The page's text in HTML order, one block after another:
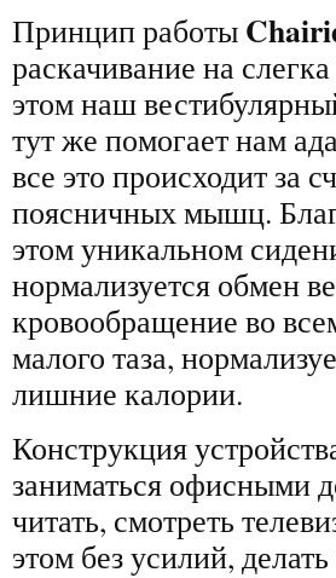
Принцип работы
раскачивание на
этом наш
тут же помогает нам
все это происходит за
поясничных мышц.
этом уникальном
нормализуется обмен
кровообращение во
малого таза,
лишние калории.
Конструкция
заниматься офисными
читать, смотреть
этом без усилий,